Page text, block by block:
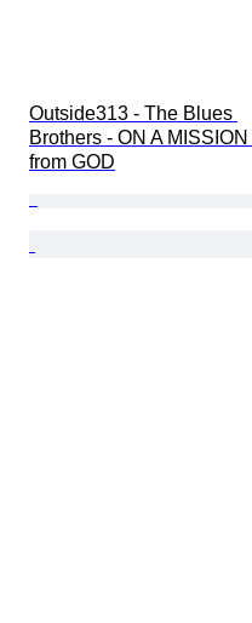
Outside313 - The Blues
Brothers - ON A MISSION
from GOD